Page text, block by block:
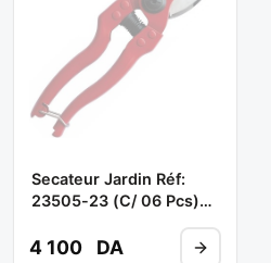
Secateur Jardin Réf:
23505-23 (C/ 06 Pcs)
4 100 DA